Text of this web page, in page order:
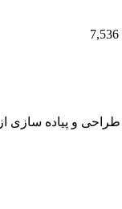
طراحی و پیاده سازی از